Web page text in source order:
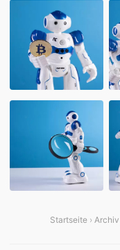
Startseite › Archiv